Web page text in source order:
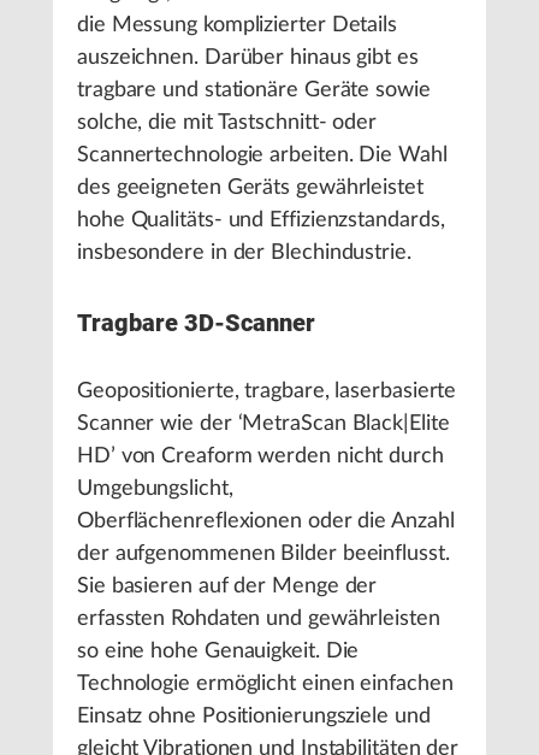
die Messung komplizierter Details
auszeichnen. Darüber hinaus gibt es
tragbare und stationäre Geräte sowie
solche, die mit Tastschnitt- oder
Scannertechnologie arbeiten. Die Wahl
des geeigneten Geräts gewährleistet
hohe Qualitäts- und Effizienzstandards,
insbesondere in der Blechindustrie.
Tragbare 3D-Scanner
Geopositionierte, tragbare, laserbasierte
Scanner wie der ‘MetraScan Black|Elite
HD’ von Creaform werden nicht durch
Umgebungslicht,
Oberflächenreflexionen oder die Anzahl
der aufgenommenen Bilder beeinflusst.
Sie basieren auf der Menge der
erfassten Rohdaten und gewährleisten
so eine hohe Genauigkeit. Die
Technologie ermöglicht einen einfachen
Einsatz ohne Positionierungsziele und
gleicht Vibrationen und Instabilitäten der